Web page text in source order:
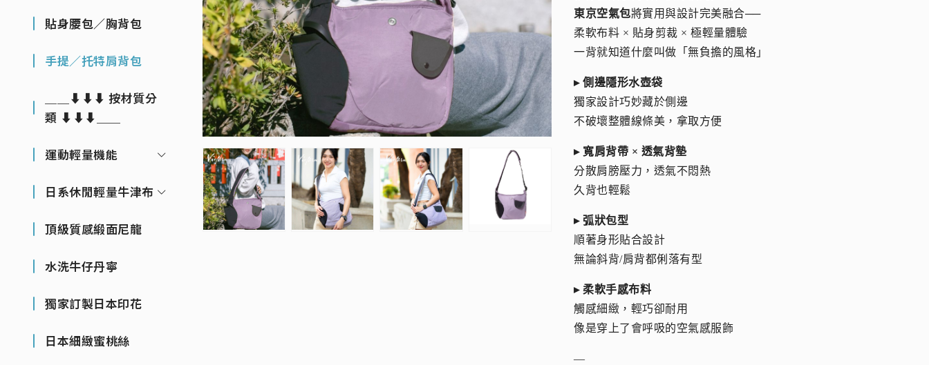
貼身腰包／胸背包
手提／托特肩背包
＿＿⬇⬇⬇ 按材質分
類 ⬇⬇⬇＿＿
運動輕量機能
日系休閒輕量牛津布
頂級質感緞面尼龍
水洗牛仔丹寧
獨家訂製日本印花
日本細緻蜜桃絲
東京空氣包將實用與設計完美融合──
柔軟布料 × 貼身剪裁 × 極輕量體驗
一背就知道什麼叫做「無負擔的風格」
▸ 側邊隱形水壺袋
獨家設計巧妙藏於側邊
不破壞整體線條美，拿取方便
▸ 寬肩背帶 × 透氣背墊
分散肩膀壓力，透氣不悶熱
久背也輕鬆
▸ 弧狀包型
順著身形貼合設計
無論斜背/肩背都俐落有型
▸ 柔軟手感布料
觸感細緻，輕巧卻耐用
像是穿上了會呼吸的空氣感服飾
—